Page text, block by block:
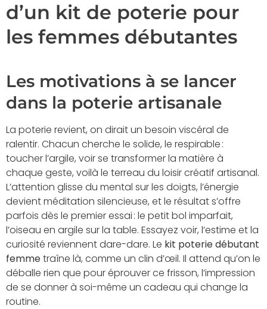
d’un kit de poterie pour
les femmes débutantes
Les motivations à se lancer
dans la poterie artisanale
La poterie revient, on dirait un besoin viscéral de
ralentir. Chacun cherche le solide, le respirable :
toucher l’argile, voir se transformer la matière à
chaque geste, voilà le terreau du loisir créatif artisanal.
L’attention glisse du mental sur les doigts, l’énergie
devient méditation silencieuse, et le résultat s’offre
parfois dès le premier essai : le petit bol imparfait,
l’oiseau en argile sur la table. Essayez voir, l’estime et la
curiosité reviennent dare-dare. Le kit poterie débutant
femmetraîne là, comme un clin d’œil. Il attend qu’on le
déballe rien que pour éprouver ce frisson, l’impression
de se donner à soi-même un cadeau qui change la
routine.